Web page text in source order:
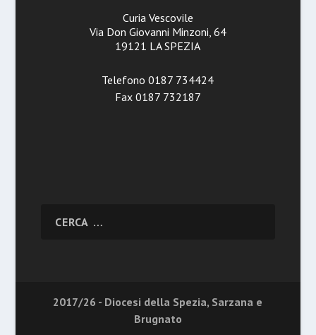
Curia Vescovile
Via Don Giovanni Minzoni, 64
19121 LA SPEZIA
Telefono 0187 734424
Fax 0187 732187
2017/26 - Diocesi della Spezia, Sarzana e
Brugnato